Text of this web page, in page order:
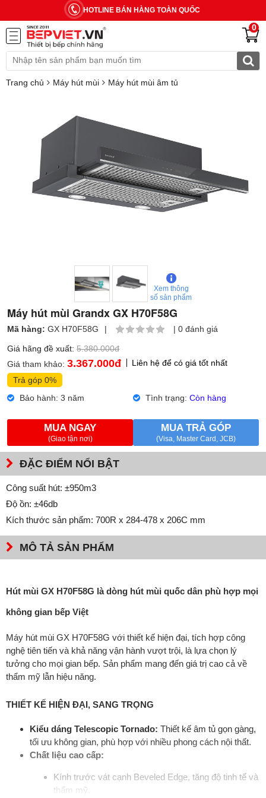
HOTLINE BÁN HÀNG TOÀN QUỐC
0
Trang chủ Máy hút mùi Máy hút mùi âm tủ
Xem thông
số sản phẩm
Máy hút mùi Grandx GX H70F58G
Mã hàng: GX H70F58G | | 0 đánh giá
Giá hãng đề xuất: 5.380.000đ
Giá tham khảo: 3.367.000đ
Liên hệ để có giá tốt nhất
Trả góp 0%
Bảo hành: 3 năm
Tình trạng: Còn hàng
MUA NGAY
(Giao tận nơi)
MUA TRẢ GÓP
(Visa, Master Card, JCB)
ĐẶC ĐIỂM NỔI BẬT
Công suất hút: ±950m3
Độ ồn: ±46db
Kích thước sản phẩm: 700R x 284-478 x 206C mm
MÔ TẢ SẢN PHẨM
Hút mùi GX H70F58G là dòng hút mùi quốc dân phù hợp mọi
không gian bếp Việt
Máy hút mùi GX H70F58G với thiết kế hiện đại, tích hợp công
nghệ tiên tiến và khả năng vận hành vượt trội, là lựa chọn lý
tưởng cho mọi gian bếp. Sản phẩm mang đến giá trị cao cả về
thẩm mỹ lẫn hiệu năng.
THIẾT KẾ HIỆN ĐẠI, SANG TRỌNG
Kiểu dáng Telescopic Tornado: Thiết kế âm tủ gọn gàng,
tối ưu không gian, phù hợp với nhiều phong cách nội thất.
Chất liệu cao cấp:
Kính trước vát cạnh Beveled Edge, tăng độ tinh tế và
thẩm mỹ.